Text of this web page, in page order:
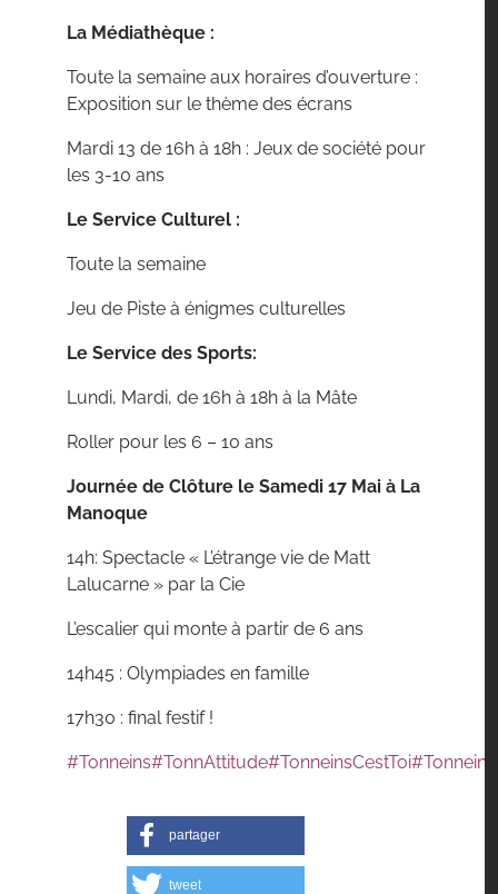
La Médiathèque :
Toute la semaine aux horaires d’ouverture :
Exposition sur le thème des écrans
Mardi 13 de 16h à 18h : Jeux de société pour
les 3-10 ans
Le Service Culturel :
Toute la semaine
Jeu de Piste à énigmes culturelles
Le Service des Sports:
Lundi, Mardi, de 16h à 18h à la Mâte
Roller pour les 6 – 10 ans
Journée de Clôture le Samedi 17 Mai à La
Manoque
14h: Spectacle « L’étrange vie de Matt
Lalucarne » par la Cie
L’escalier qui monte à partir de 6 ans
14h45 : Olympiades en famille
17h30 : final festif !
#Tonneins#TonnAttitude#TonneinsCestToi
partager
tweet